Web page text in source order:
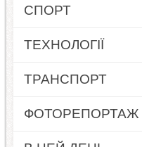
СПОРТ
ТЕХНОЛОГІЇ
ТРАНСПОРТ
ФОТОРЕПОРТАЖ